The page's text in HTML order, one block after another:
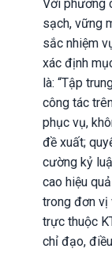
Với phương
sạch, vững
sắc nhiệm
xác định
là: “Tập
công tác
phục vụ,
đề xuất;
cường kỷ
cao hiệu
trong đơn vị
trực thuộc
chỉ đạo,